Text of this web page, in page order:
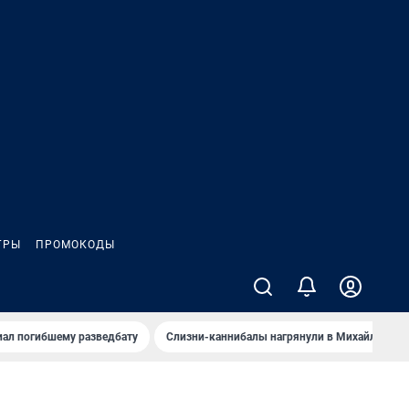
ПРОМОКОДЫ
погибшему разведбату Слизни-каннибалы нагрянули в Михайлов